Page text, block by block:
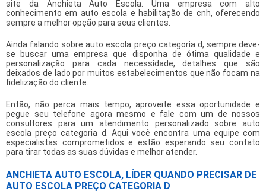
site da Anchieta Auto Escola. Uma empresa com alto
conhecimento em auto escola e habilitação de cnh, oferecendo
sempre a melhor opção para seus clientes.
Ainda falando sobreauto escola preço categoria d, sempre deve-
se buscar uma empresa que disponha de ótima qualidade e
personalização para cada necessidade, detalhes que são
deixados de lado por muitos estabelecimentos que não focam na
fidelização do cliente.
Então, não perca mais tempo, aproveite essa oportunidade e
pegue seu telefone agora mesmo e fale com um de nossos
consultores para um atendimento personalizado sobre auto
escola preço categoria d. Aqui você encontra uma equipe com
especialistas comprometidos e estão esperando seu contato
para tirar todas as suas dúvidas e melhor atender.
ANCHIETA AUTO ESCOLA, LÍDER QUANDO PRECISAR DE
AUTO ESCOLA PREÇO CATEGORIA D